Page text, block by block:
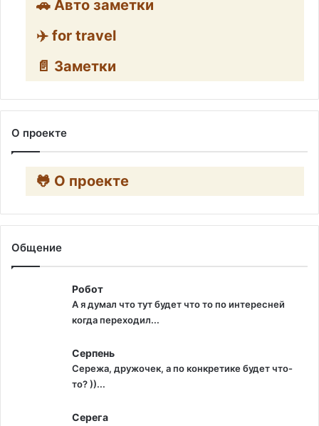
🚗 Авто заметки
✈️ for travel
📄 Заметки
О проекте
🐸 О проекте
Общение
Робот
А я думал что тут будет что то по интересней
когда переходил...
Серпень
Сережа, дружочек, а по конкретике будет что-
то? ))...
Серега